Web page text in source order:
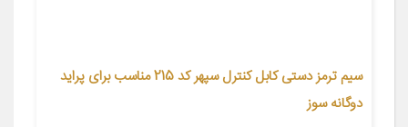
سیم ترمز دستی کابل کنترل سپهر کد 215 مناسب برای پراید
دوگانه سوز